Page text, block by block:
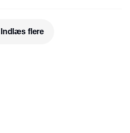
Indlæs flere